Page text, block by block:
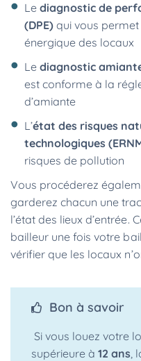
Lediagnostic de
(DPE)qui vous
énergique des locaux
Le diagnostic
est conforme à la
d’amiante
L’état des risques
technologiques
risques de pollution
Vous procéderez
garderez chacun une
l’état des lieux d’entrée.
bailleur une fois votre
vérifier que les locaux
Bon à savoir
Si vous louez votre
supérieure à12 ans,